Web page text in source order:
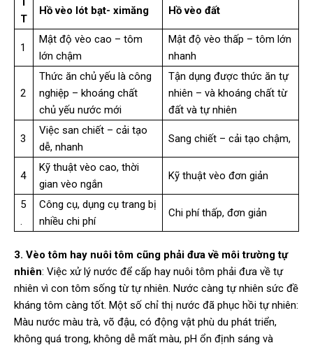
T
Hồ vèo lót bạt- ximăng Hồ vèo đất
1
Mật độ vèo cao – tôm
lớn chậm
Mật độ vèo thấp – tôm lớn
nhanh
2
Thức ăn chủ yếu là công
nghiệp – khoáng chất
chủ yếu nước mới
Tận dụng được thức ăn tự
nhiên – và khoáng chất từ
đất và tự nhiên
3
Việc san chiết – cải tạo
dễ, nhanh
Sang chiết – cải tạo chậm,
4
Kỹ thuật vèo cao, thời
gian vèo ngắn
Kỹ thuật vèo đơn giản
5
Công cụ, dụng cụ trang bị
nhiều chi phí
Chi phí thấp, đơn giản
3. Vèo tôm hay nuôi tôm cũng phải đưa về môi trường tự
nhiên: Việc xử lý nước để cấp hay nuôi tôm phải đưa về tự
nhiên vì con tôm sống từ tự nhiên. Nước càng tự nhiên sức đề
kháng tôm càng tốt. Một số chỉ thị nước đã phục hồi tự nhiên:
Màu nước màu trà, võ đậu, có động vật phù du phát triển,
không quá trong, không dễ mất màu, pH ổn định sáng và